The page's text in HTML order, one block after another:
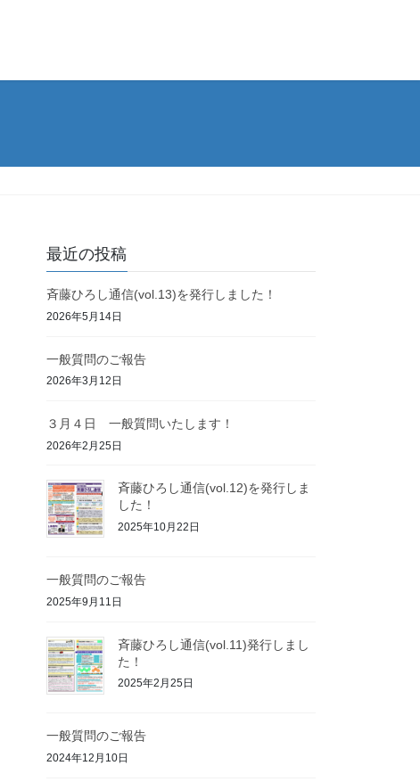
最近の投稿
斉藤ひろし通信(vol.13)を発行しました！
2026年5月14日
一般質問のご報告
2026年3月12日
３月４日 一般質問いたします！
2026年2月25日
斉藤ひろし通信(vol.12)を発行しま
した！
2025年10月22日
一般質問のご報告
2025年9月11日
斉藤ひろし通信(vol.11)発行しまし
た！
2025年2月25日
一般質問のご報告
2024年12月10日